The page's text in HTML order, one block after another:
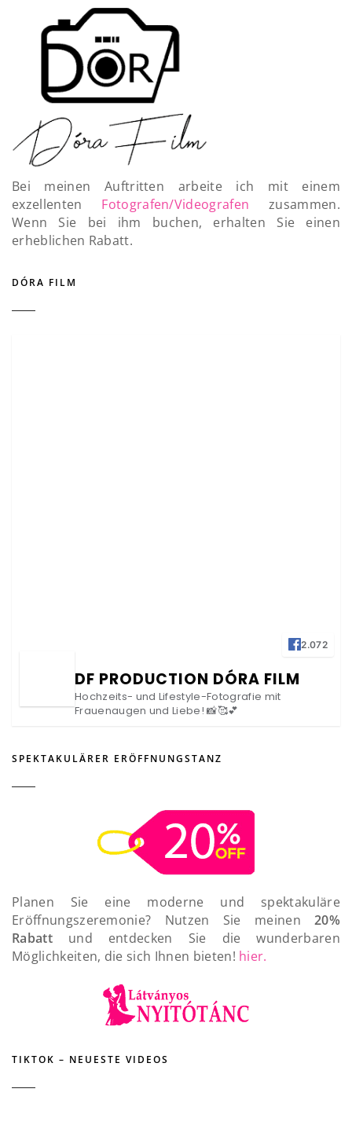
Bei meinen Auftritten arbeite ich mit einem
exzellenten Fotografen/Videografen zusammen.
Wenn Sie bei ihm buchen, erhalten Sie einen
erheblichen Rabatt.
DÓRA FILM
2.072
DF PRODUCTION DÓRA FILM
Hochzeits- und Lifestyle-Fotografie mit
Frauenaugen und Liebe! 📸🥰💕
SPEKTAKULÄRER ERÖFFNUNGSTANZ
Planen Sie eine moderne und spektakuläre
Eröffnungszeremonie? Nutzen Sie meinen20%
Rabattund entdecken Sie die wunderbaren
Möglichkeiten, die sich Ihnen bieten! hier.
TIKTOK – NEUESTE VIDEOS